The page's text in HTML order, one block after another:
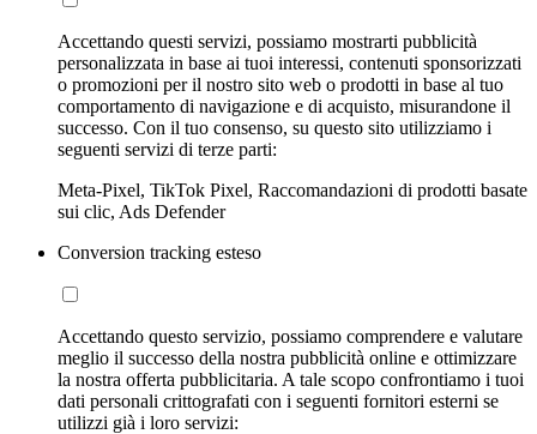
Accettando questi servizi, possiamo mostrarti pubblicità
personalizzata in base ai tuoi interessi, contenuti sponsorizzati
o promozioni per il nostro sito web o prodotti in base al tuo
comportamento di navigazione e di acquisto, misurandone il
successo. Con il tuo consenso, su questo sito utilizziamo i
seguenti servizi di terze parti:
Meta-Pixel, TikTok Pixel, Raccomandazioni di prodotti basate
sui clic, Ads Defender
Conversion tracking esteso
Accettando questo servizio, possiamo comprendere e valutare
meglio il successo della nostra pubblicità online e ottimizzare
la nostra offerta pubblicitaria. A tale scopo confrontiamo i tuoi
dati personali crittografati con i seguenti fornitori esterni se
utilizzi già i loro servizi: